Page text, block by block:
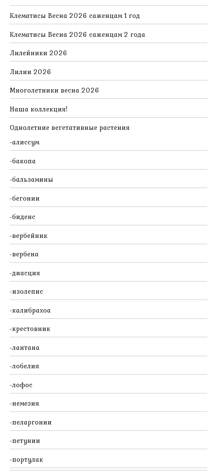
Клематисы Весна 2026 саженцам 1 год
Клематисы Весна 2026 саженцам 2 года
Лилейники 2026
Лилии 2026
Многолетники весна 2026
Наша коллекция!
Однолетние вегетативные растения
алиссум
бакопа
бальзамины
бегонии
биденс
вербейник
вербена
диасция
изолепис
калибрахоа
крестовник
лантана
лобелия
лофос
немезия
пеларгонии
петунии
портулак